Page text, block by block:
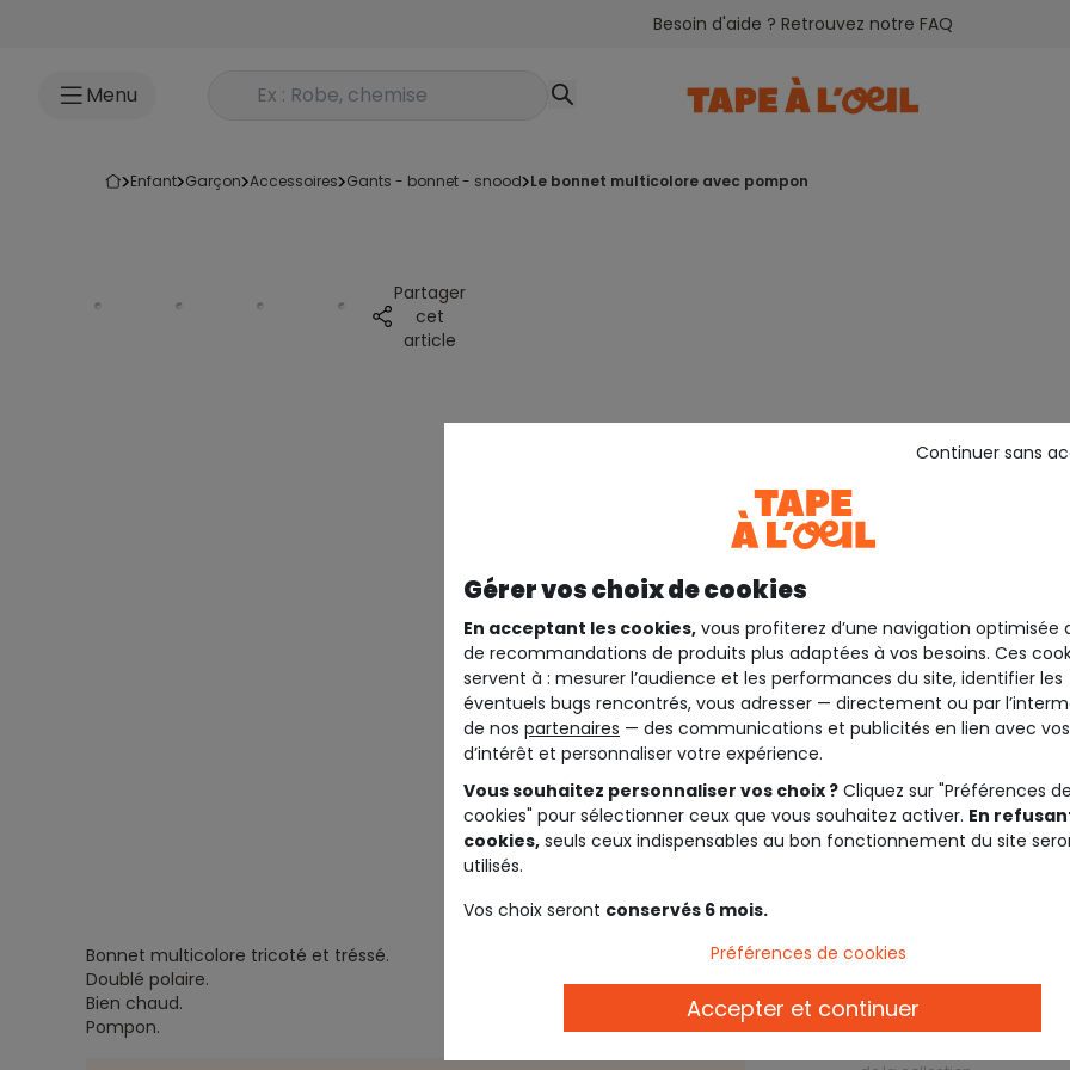
Besoin d'aide ? Retrouvez notre FAQ
Menu Rechercher un produit
enfant garçon accessoires gants - bonnet - snood le bonnet multicolore avec pompon
Partager
cet
article
Description
Bonnet multicolore tricoté et tréssé.
Doublé polaire.
Bien chaud.
Pompon.
Ref. 94230_02126
Gérer vos choix de cookies
En acceptant les cookies, vous profiterez d’une navigation optimisée
de recommandations de produits plus adaptées à vos besoins. Ces
servent à : mesurer l’audience et les performances du site, identifier les
éventuels bugs rencontrés, vous adresser — directement ou par
de nos partenaires — des communications et publicités en lien avec
d’intérêt et personnaliser votre expérience.
Vous souhaitez personnaliser vos choix ? Cliquez sur "Préférences de
cookies" pour sélectionner ceux que vous souhaitez activer. En
cookies, seuls ceux indispensables au bon fonctionnement du site
utilisés.
Vos choix seront conservés 6 mois.
Continuer sans
Préférences de cookies
Accepter et continuer